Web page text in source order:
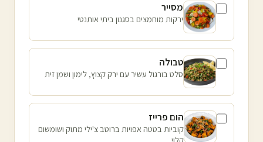
מסייר
ירקות מוחמצים בסגנון ביתי אותנטי
טבולה
סלט בורגול עשיר עם ירק קצוץ, לימון ושמן זית
הום פרייז
קוביות בטטה אפויות ברוטב צ'ילי מתוק ושומשום